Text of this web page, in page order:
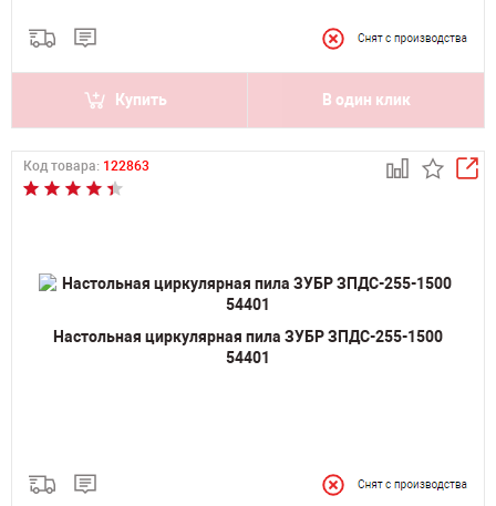
Купить В один клик
Код товара: 122863
Настольная циркулярная пила ЗУБР ЗПДС-255-1500
54401